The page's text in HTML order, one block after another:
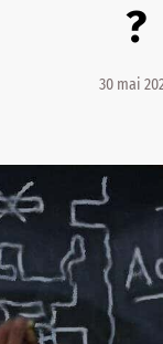
?
30 mai